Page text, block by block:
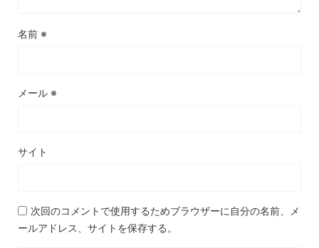
名前 ※
メール ※
サイト
次回のコメントで使用するためブラウザーに自分の名前、メ
ールアドレス、サイトを保存する。